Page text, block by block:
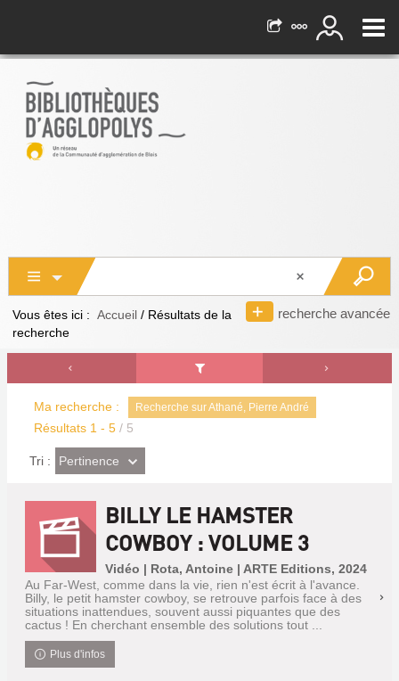
recherche avancée
Vous êtes ici : Accueil / Résultats de la
recherche
Ma recherche : Recherche sur Athané, Pierre André
Résultats 1 - 5 / 5
Tri : (Effet
imédiat)
Pertinence
BILLY LE HAMSTER
COWBOY : VOLUME 3
Vidéo | Rota, Antoine | ARTE Editions, 2024
Au Far-West, comme dans la vie, rien n'est écrit à l'avance.
Billy, le petit hamster cowboy, se retrouve parfois face à des
situations inattendues, souvent aussi piquantes que des
cactus ! En cherchant ensemble des solutions tout ...
Plus d'infos